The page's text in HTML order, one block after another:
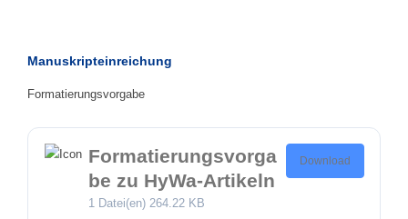
Manuskripteinreichung
Formatierungsvorgabe
Formatierungsvorga
be zu HyWa-Artikeln
1 Datei(en) 264.22 KB
Download